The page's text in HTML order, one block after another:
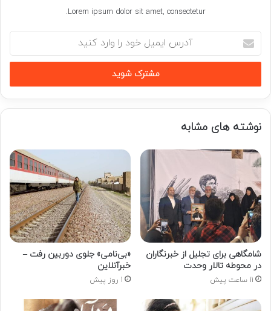
Lorem ipsum dolor sit amet, consectetur.
آدرس
ایمیل
خود
وارد
کنید
نوشته های مشابه
شامگاهی برای تجلیل از خبرنگاران
در محوطه تالار وحدت
11 ساعت پیش
«بی‌نامی» جلوی دوربین رفت –
خبرآنلاین
1 روز پیش